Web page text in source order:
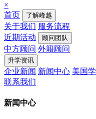
×
首页
了解峰越
关于我们 服务流程
近期活动
顾问团队
中方顾问 外籍顾问
升学资讯
企业新闻 新闻中心 美国
联系我们
新闻中心